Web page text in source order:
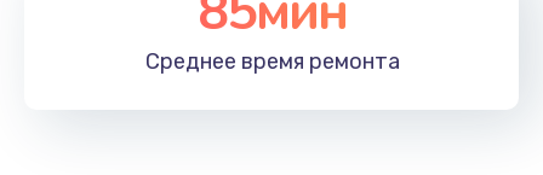
Среднее время ремонта